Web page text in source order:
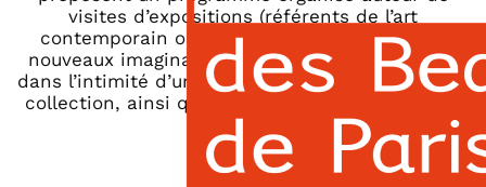
visites d’expositions (référents de l’art
contemporain ou historiques, émergence de
nouveaux imaginaires), rencontres, pour entrer
dans l’intimité d’une œuvre, d’un atelier ou d’une
collection, ainsi que escapades en régions ou à
l’étranger